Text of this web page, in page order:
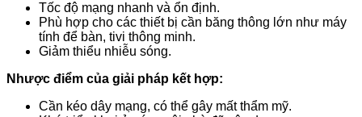
Tốc độ mạng nhanh và ổn định.
Phù hợp cho các thiết bị cần băng thông lớn như máy
tính để bàn, tivi thông minh.
Giảm thiểu nhiễu sóng.
Nhược điểm của giải pháp kết hợp:
Cần kéo dây mạng, có thể gây mất thẩm mỹ.